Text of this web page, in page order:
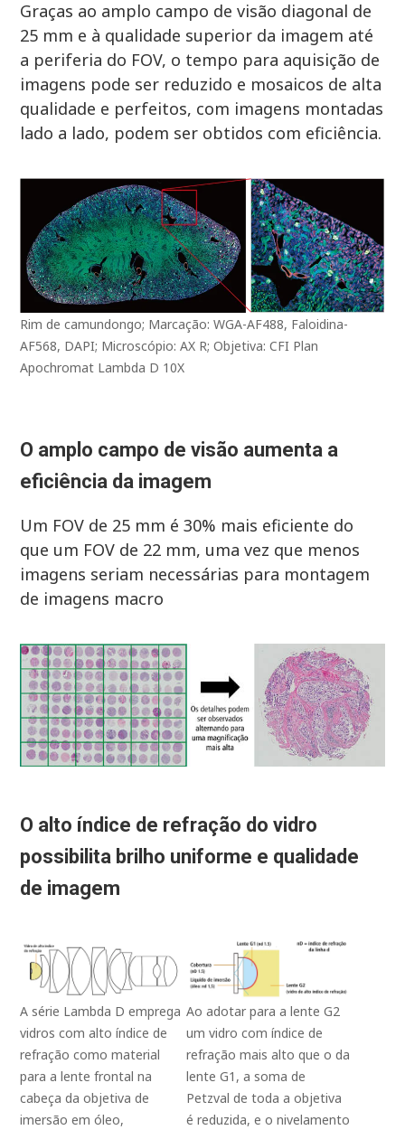
Rim de camundongo; Marcação: WGA-AF488, Faloidina-
AF568, DAPI; Microscópio: AX R; Objetiva: CFI Plan
Apochromat Lambda D 10X
Graças ao amplo campo de visão diagonal de
25 mm e à qualidade superior da imagem até
a periferia do FOV, o tempo para aquisição de
imagens pode ser reduzido e mosaicos de alta
qualidade e perfeitos, com imagens montadas
lado a lado, podem ser obtidos com eficiência.
O amplo campo de visão aumenta a
eficiência da imagem
Um FOV de 25 mm é 30% mais eficiente do
que um FOV de 22 mm, uma vez que menos
imagens seriam necessárias para montagem
de imagens macro
O alto índice de refração do vidro
possibilita brilho uniforme e qualidade
de imagem
A série Lambda D emprega
vidros com alto índice de
refração como material
para a lente frontal na
cabeça da objetiva de
imersão em óleo,
Ao adotar para a lente G2
um vidro com índice de
refração mais alto que o da
lente G1, a soma de
Petzval de toda a objetiva
é reduzida, e o nivelamento